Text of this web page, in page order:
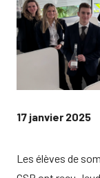
17 janvier 2025
Les élèves de